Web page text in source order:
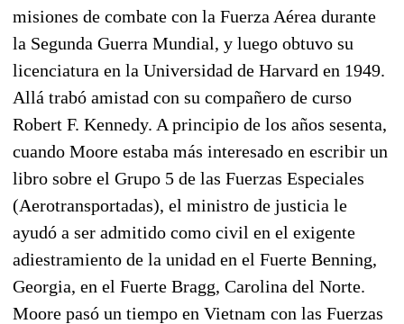
misiones de combate con la Fuerza Aérea durante
la Segunda Guerra Mundial, y luego obtuvo su
licenciatura en la Universidad de Harvard en 1949.
Allá trabó amistad con su compañero de curso
Robert F. Kennedy. A principio de los años sesenta,
cuando Moore estaba más interesado en escribir un
libro sobre el Grupo 5 de las Fuerzas Especiales
(Aerotransportadas), el ministro de justicia le
ayudó a ser admitido como civil en el exigente
adiestramiento de la unidad en el Fuerte Benning,
Georgia, en el Fuerte Bragg, Carolina del Norte.
Moore pasó un tiempo en Vietnam con las Fuerzas